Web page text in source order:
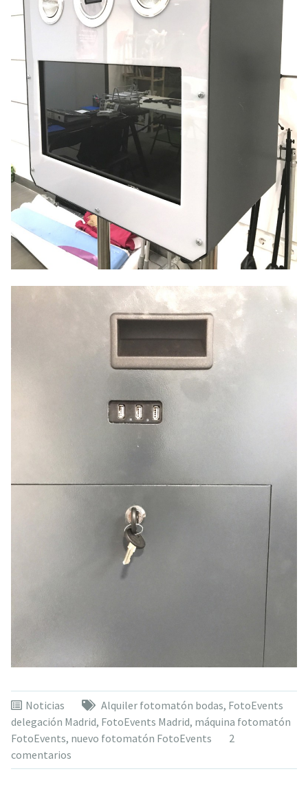
Noticias Alquiler fotomatón bodas, FotoEvents
delegación Madrid, FotoEvents Madrid, máquina fotomatón
FotoEvents, nuevo fotomatón FotoEvents
2
comentarios